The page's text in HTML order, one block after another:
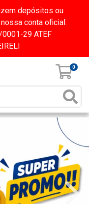
depósitos ou
conta oficial.
29 ATEF
0